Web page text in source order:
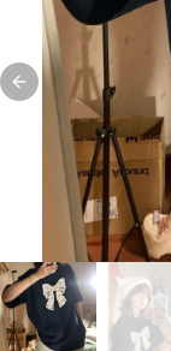
Previous slide